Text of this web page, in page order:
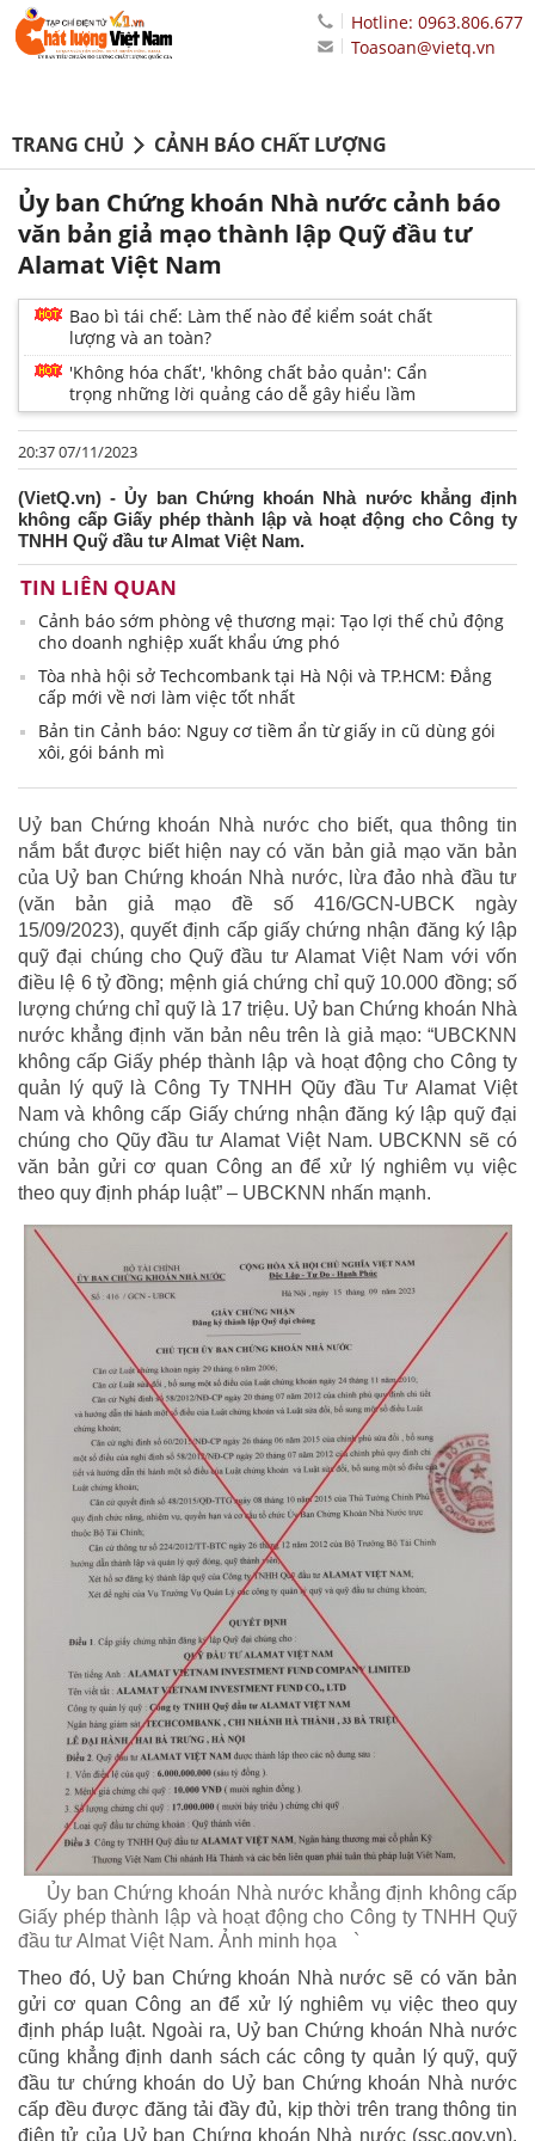
Hotline: 0963.806.677
Toasoan@vietq.vn
TRANG CHỦ CẢNH BÁO CHẤT LƯỢNG
Ủy ban Chứng khoán Nhà nước cảnh báo
văn bản giả mạo thành lập Quỹ đầu tư
Alamat Việt Nam
Bao bì tái chế: Làm thế nào để kiểm soát chất
lượng và an toàn?
'Không hóa chất', 'không chất bảo quản': Cẩn
trọng những lời quảng cáo dễ gây hiểu lầm
20:37 07/11/2023
(VietQ.vn) - Ủy ban Chứng khoán Nhà nước khẳng định
không cấp Giấy phép thành lập và hoạt động cho Công ty
TNHH Quỹ đầu tư Almat Việt Nam.
TIN LIÊN QUAN
Cảnh báo sớm phòng vệ thương mại: Tạo lợi thế chủ động
cho doanh nghiệp xuất khẩu ứng phó
Tòa nhà hội sở Techcombank tại Hà Nội và TP.HCM: Đẳng
cấp mới về nơi làm việc tốt nhất
Bản tin Cảnh báo: Nguy cơ tiềm ẩn từ giấy in cũ dùng gói
xôi, gói bánh mì
Uỷ ban Chứng khoán Nhà nước cho biết, qua thông tin
nắm bắt được biết hiện nay có văn bản giả mạo văn bản
của Uỷ ban Chứng khoán Nhà nước, lừa đảo nhà đầu tư
(văn bản giả mạo đề số 416/GCN-UBCK ngày
15/09/2023), quyết định cấp giấy chứng nhận đăng ký lập
quỹ đại chúng cho Quỹ đầu tư Alamat Việt Nam với vốn
điều lệ 6 tỷ đồng; mệnh giá chứng chỉ quỹ 10.000 đồng; số
lượng chứng chỉ quỹ là 17 triệu. Uỷ ban Chứng khoán Nhà
nước khẳng định văn bản nêu trên là giả mạo: “UBCKNN
không cấp Giấy phép thành lập và hoạt động cho Công ty
quản lý quỹ là Công Ty TNHH Qũy đầu Tư Alamat Việt
Nam và không cấp Giấy chứng nhận đăng ký lập quỹ đại
chúng cho Qũy đầu tư Alamat Việt Nam. UBCKNN sẽ có
văn bản gửi cơ quan Công an để xử lý nghiêm vụ việc
theo quy định pháp luật” – UBCKNN nhấn mạnh.
Ủy ban Chứng khoán Nhà nước khẳng định không cấp
Giấy phép thành lập và hoạt động cho Công ty TNHH Quỹ
đầu tư Almat Việt Nam. Ảnh minh họa
`
Theo đó, Uỷ ban Chứng khoán Nhà nước sẽ có văn bản
gửi cơ quan Công an để xử lý nghiêm vụ việc theo quy
định pháp luật. Ngoài ra, Uỷ ban Chứng khoán Nhà nước
cũng khẳng định danh sách các công ty quản lý quỹ, quỹ
đầu tư chứng khoán do Uỷ ban Chứng khoán Nhà nước
cấp đều được đăng tải đầy đủ, kịp thời trên trang thông tin
điện tử của Uỷ ban Chứng khoán Nhà nước (ssc.gov.vn).